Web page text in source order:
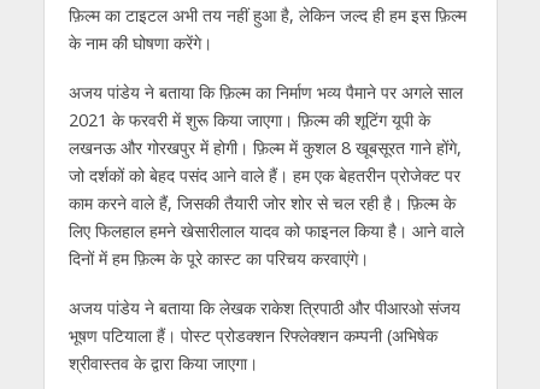
फ़िल्म का टाइटल अभी तय नहीं हुआ है, लेकिन जल्द ही हम इस फ़िल्म
के नाम की घोषणा करेंगे।
अजय पांडेय ने बताया कि फ़िल्म का निर्माण भव्य पैमाने पर अगले साल
2021 के फरवरी में शुरू किया जाएगा। फ़िल्म की शूटिंग यूपी के
लखनऊ और गोरखपुर में होगी। फ़िल्म में कुशल 8 खूबसूरत गाने होंगे,
जो दर्शकों को बेहद पसंद आने वाले हैं। हम एक बेहतरीन प्रोजेक्ट पर
काम करने वाले हैं, जिसकी तैयारी जोर शोर से चल रही है। फ़िल्म के
लिए फिलहाल हमने खेसारीलाल यादव को फाइनल किया है। आने वाले
दिनों में हम फ़िल्म के पूरे कास्ट का परिचय करवाएंगे।
अजय पांडेय ने बताया कि लेखक राकेश त्रिपाठी और पीआरओ संजय
भूषण पटियाला हैं। पोस्ट प्रोडक्शन रिफ्लेक्शन कम्पनी (अभिषेक
श्रीवास्तव के द्वारा किया जाएगा।